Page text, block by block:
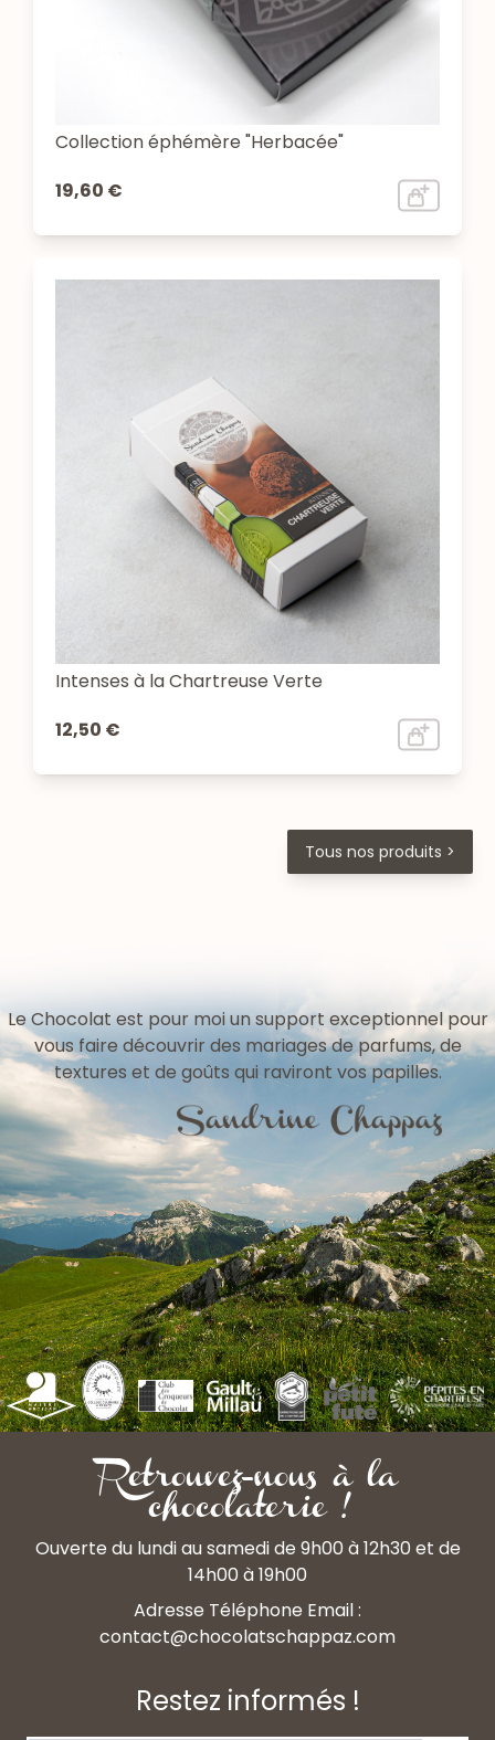
Collection éphémère "Herbacée"
19,60 €
Intenses à la Chartreuse Verte
12,50 €
Tous nos produits >
Le Chocolat est pour moi un support exceptionnel pour
vous faire découvrir des mariages de parfums, de
textures et de goûts qui raviront vos papilles.
Retrouvez-nous à la
chocolaterie !
Ouverte du lundi au samedi de 9h00 à 12h30 et de
14h00 à 19h00
Adresse Téléphone Email :
contact@chocolatschappaz.com
Restez informés !